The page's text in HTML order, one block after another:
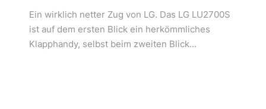
Ein wirklich netter Zug von LG. Das LG LU2700S
ist auf dem ersten Blick ein herkömmliches
Klapphandy, selbst beim zweiten Blick...